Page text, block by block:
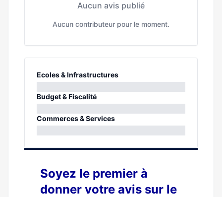
Aucun avis publié
Aucun contributeur pour le moment.
Ecoles & Infrastructures
0%
Budget & Fiscalité
0%
Commerces & Services
Soyez le premier à
donner votre avis sur le